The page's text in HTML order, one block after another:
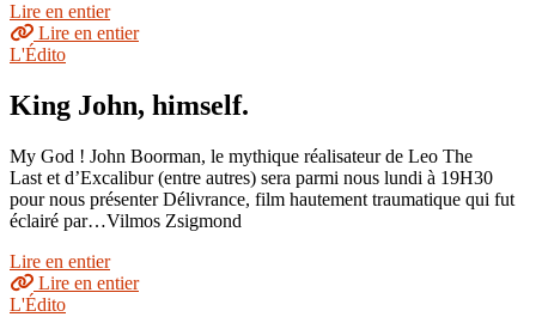
Lire en entier
Lire en entier
L'Édito
King John, himself.
My God ! John Boorman, le mythique réalisateur de Leo The
Last et d’Excalibur (entre autres) sera parmi nous lundi à 19H30
pour nous présenter Délivrance, film hautement traumatique qui fut
éclairé par…Vilmos Zsigmond
Lire en entier
Lire en entier
L'Édito